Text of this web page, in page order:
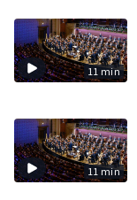
11 min
11 min